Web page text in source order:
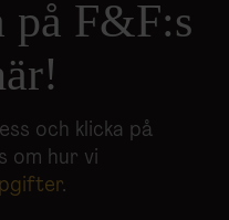
på F&F:s
och klicka på
om hur vi
.